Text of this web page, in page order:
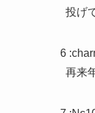
投げ
6 :
再来